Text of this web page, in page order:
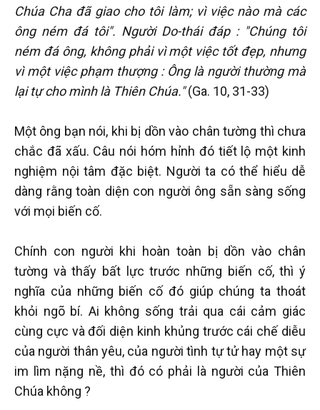
Chúa Cha đã giao cho tôi làm; vì việc nào mà các
ông ném đá tôi". Người Do-thái đáp : "Chúng tôi
ném đá ông, không phải vì một việc tốt đẹp, nhưng
vì một việc phạm thượng : Ông là người thường mà
lại tự cho mình là Thiên Chúa."(Ga. 10, 31-33)
Một ông bạn nói, khi bị dồn vào chân tường thì chưa
chắc đã xấu. Câu nói hóm hỉnh đó tiết lộ một kinh
nghiệm nội tâm đặc biệt. Người ta có thể hiểu dễ
dàng rằng toàn diện con người ông sẵn sàng sống
với mọi biến cố.
Chính con người khi hoàn toàn bị dồn vào chân
tường và thấy bất lực trước những biến cố, thì ý
nghĩa của những biến cố đó giúp chúng ta thoát
khỏi ngõ bí. Ai không sống trải qua cái cảm giác
cùng cực và đối diện kinh khủng trước cái chế diễu
của người thân yêu, của người tình tự tử hay một sự
im lìm nặng nề, thì đó có phải là người của Thiên
Chúa không ?